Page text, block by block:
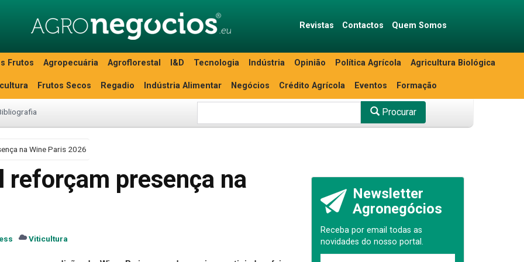
Revistas Contactos Quem Somos
Frutos Agropecuária Agroflorestal I&D Tecnologia Indústria Opinião Política Agrícola Agricultura Biológica
Frutos Secos Regadio Indústria Alimentar Negócios Crédito Agrícola Eventos Formação
Procurar
na Wine Paris 2026
presença na
Viticultura
Newsletter
Agronegócios
Receba por email todas as
novidades do nosso portal.